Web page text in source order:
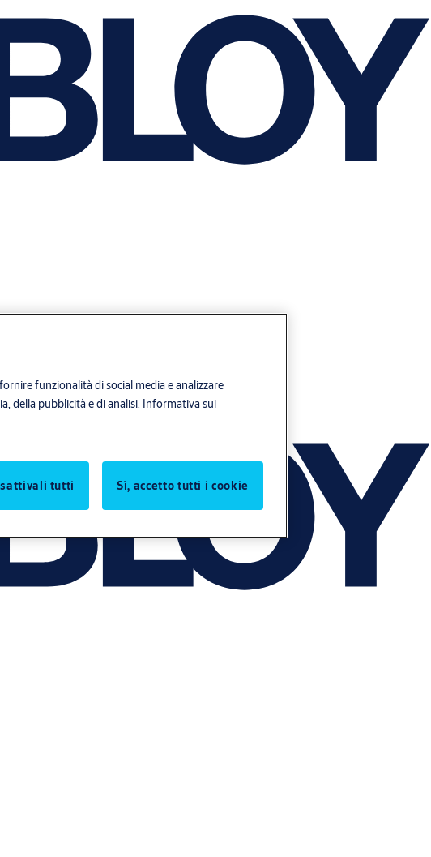
funzionalità di social media e analizzare
della pubblicità e di analisi. Informativa sui
tutti
Sì, accetto tutti i cookie